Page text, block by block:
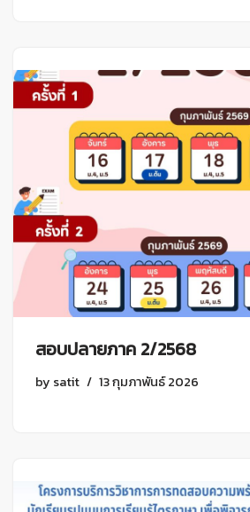
สอบปลายภาค 2/2568
by satit 13 กุมภาพันธ์ 2026